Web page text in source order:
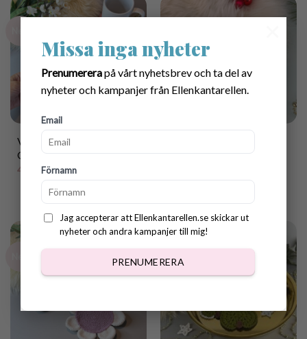
Missa inga nyheter
Prenumererapå vårt nyhetsbrev och ta del av
nyheter och kampanjer från Ellenkantarellen.
Email
Förnamn
Jag accepterar att Ellenkantarellen.se skickar ut
nyheter och andra kampanjer till mig!
PRENUMERERA
Virkmönster Jordgubbs-
Glasunderlägg
40.00kr
Coasters